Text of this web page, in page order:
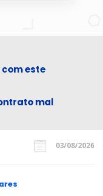
este
mal
03/08/2026